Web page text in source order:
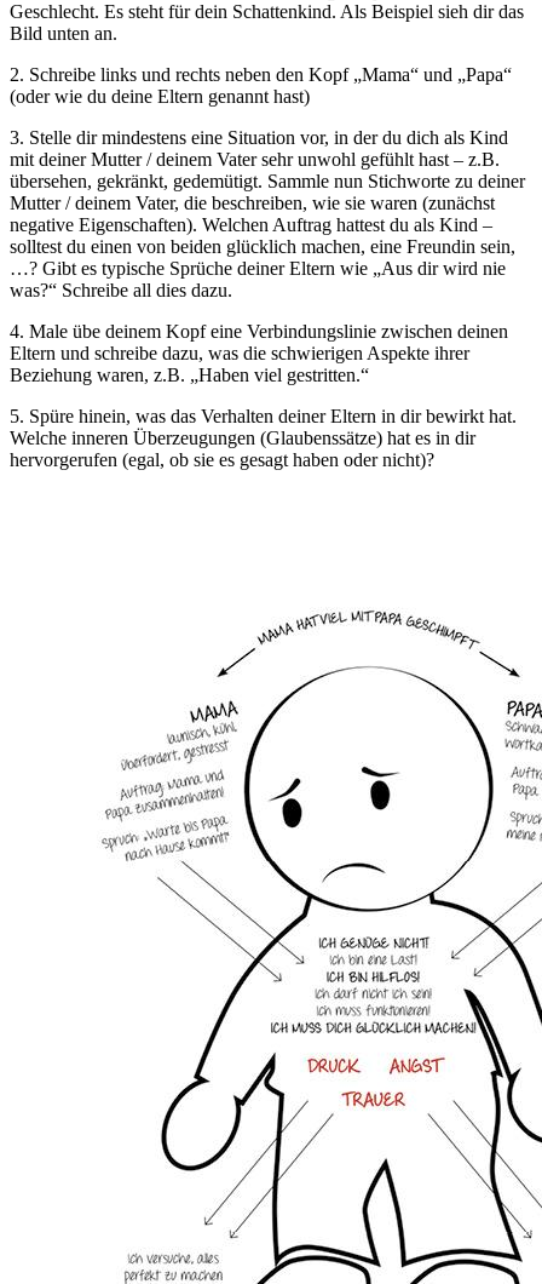
Geschlecht. Es steht für dein Schattenkind. Als Beispiel sieh dir das
Bild unten an.
2. Schreibe links und rechts neben den Kopf „Mama“ und „Papa“
(oder wie du deine Eltern genannt hast)
3. Stelle dir mindestens eine Situation vor, in der du dich als Kind
mit deiner Mutter / deinem Vater sehr unwohl gefühlt hast – z.B.
übersehen, gekränkt, gedemütigt. Sammle nun Stichworte zu deiner
Mutter / deinem Vater, die beschreiben, wie sie waren (zunächst
negative Eigenschaften). Welchen Auftrag hattest du als Kind –
solltest du einen von beiden glücklich machen, eine Freundin sein,
…? Gibt es typische Sprüche deiner Eltern wie „Aus dir wird nie
was?“ Schreibe all dies dazu.
4. Male übe deinem Kopf eine Verbindungslinie zwischen deinen
Eltern und schreibe dazu, was die schwierigen Aspekte ihrer
Beziehung waren, z.B. „Haben viel gestritten.“
5. Spüre hinein, was das Verhalten deiner Eltern in dir bewirkt hat.
Welche inneren Überzeugungen (Glaubenssätze) hat es in dir
hervorgerufen (egal, ob sie es gesagt haben oder nicht)?